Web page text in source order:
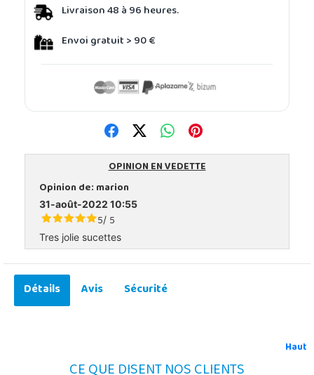
Livraison 48 à 96 heures.
Envoi gratuit > 90 €
OPINION EN VEDETTE
Opinion de:marion
31-août-2022 10:55
5/ 5
Tres jolie sucettes
Détails Avis Sécurité
Haut